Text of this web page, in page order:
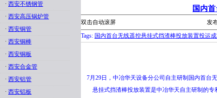
· 西安不锈钢管
· 西安高压锅炉管
· 西安铜管
· 西安铜棒
· 西安铜板
· 西安合金管
· 西安铝管
· 西安铝板
国内
双击自动滚屏
发
Tags: 国内首台无线遥控悬挂式挡渣棒投放装置投运
7月29日，中冶华天设备分公司自主研制国内首台
悬挂式挡渣棒投放装置是中冶华天自主研制的专